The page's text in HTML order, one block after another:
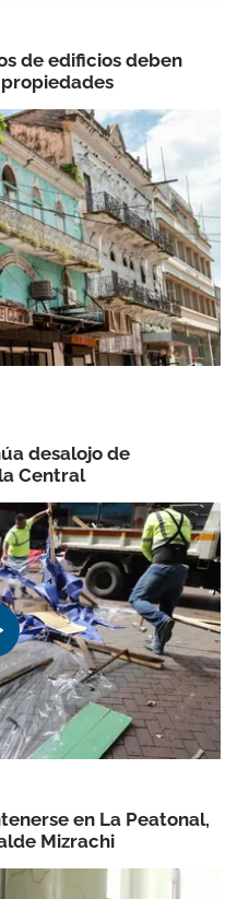
de edificios deben
desalojo de
Central
en La Peatonal,
Mizrachi